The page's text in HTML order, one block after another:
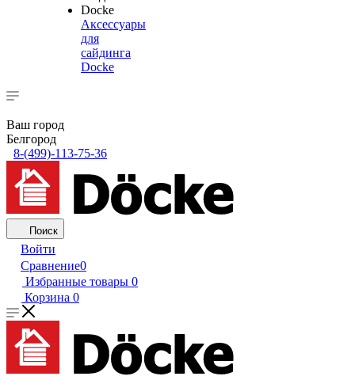
Аксессуары
для
сайдинга
Docke
Ваш город
Белгород
8-(499)-113-75-36
Поиск
Войти
Сравнение0
Избранные товары 0
Корзина 0